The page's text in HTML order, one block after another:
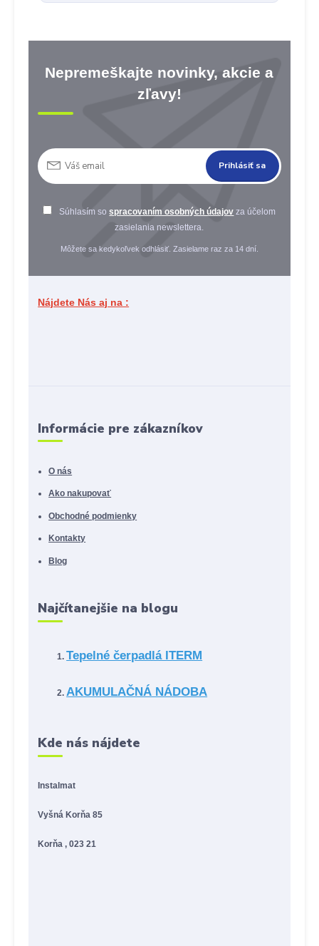
Nepremeškajte novinky, akcie a
zľavy!
Prihlásiť sa
Súhlasím sospracovaním osobných údajov za účelom
zasielania newslettera.
Môžete sa kedykoľvek odhlásiť. Zasielame raz za 14 dní.
Nájdete Nás aj na :
Informácie pre zákazníkov
O nás
Ako nakupovať
Obchodné podmienky
Kontakty
Blog
Najčítanejšie na blogu
Tepelné čerpadlá ITERM
AKUMULAČNÁ NÁDOBA
Kde nás nájdete
Instalmat
Vyšná Korňa 85
Korňa , 023 21